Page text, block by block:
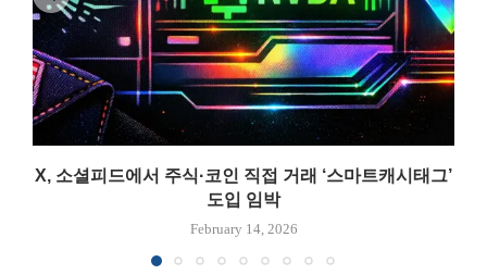
X, 소셜피드에서 주식·코인 직접 거래 ‘스마트캐시태그’
도입 임박
February 14, 2026